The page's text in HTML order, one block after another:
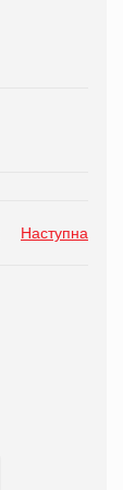
Наступна